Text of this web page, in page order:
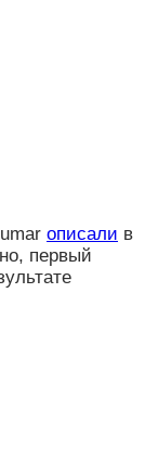
описали в
первый